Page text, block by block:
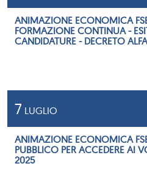
ANIMAZIONE ECONOMICA
FORMAZIONE CONTINUA -
CANDIDATURE - DECRETO
7 LUGLIO
ANIMAZIONE ECONOMICA
PUBBLICO PER ACCEDERE AI
2025